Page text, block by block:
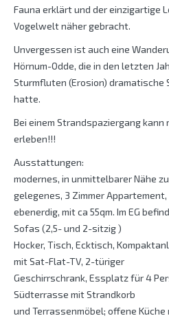
Fauna erklärt und der einzigartige
Vogelwelt näher gebracht.
Unvergessen ist auch eine
Hörnum-Odde, die in den letzten
Sturmfluten (Erosion) dramatische
hatte.
Bei einem Strandspaziergang
erleben!!!
Ausstattungen:
modernes, in unmittelbarer Nähe
gelegenes, 3 Zimmer Appartement,
ebenerdig, mit ca 55qm. Im EG
Sofas (2,5- und 2-sitzig )
Hocker, Tisch, Ecktisch,
mit Sat-Flat-TV, 2-türiger
Geschirrschrank, Essplatz für 4
Südterrasse mit Strandkorb
und Terrassenmöbel; offene Küche